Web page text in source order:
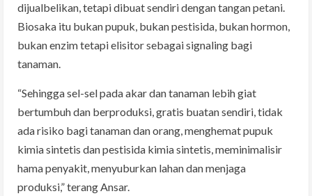
dijualbelikan, tetapi dibuat sendiri dengan tangan petani.
Biosaka itu bukan pupuk, bukan pestisida, bukan hormon,
bukan enzim tetapi elisitor sebagai signaling bagi
tanaman.
“Sehingga sel-sel pada akar dan tanaman lebih giat
bertumbuh dan berproduksi, gratis buatan sendiri, tidak
ada risiko bagi tanaman dan orang, menghemat pupuk
kimia sintetis dan pestisida kimia sintetis, meminimalisir
hama penyakit, menyuburkan lahan dan menjaga
produksi,” terang Ansar.